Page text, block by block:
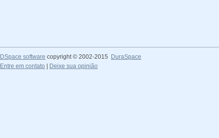
DSpace software copyright © 2002-2015
DuraSpace
Entre em contato
Deixe sua opinião